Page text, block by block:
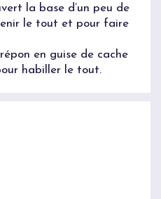
la base d’un peu de
le tout et pour faire
en guise de cache
habiller le tout.